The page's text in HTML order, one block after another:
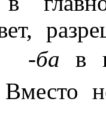
-ба в
Вместо